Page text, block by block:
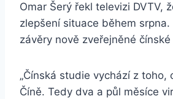
Omar Šerý řekl televizi DVTV,
zlepšení situace během srpna.
závěry nově zveřejněné
„Čínská studie vychází z toho,
Číně. Tedy dva a půl měsíce